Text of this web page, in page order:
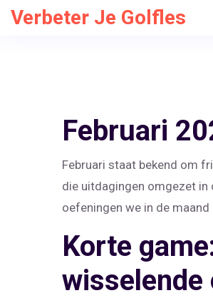
Verbeter Je Golfles
Februari
Februari staat bekend om
die uitdagingen omgezet in
oefeningen we in de
Korte
wisselende